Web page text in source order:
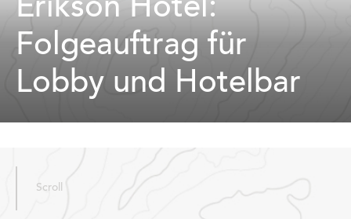
Erikson Hotel:
Folgeauftrag für
Lobby und Hotelbar
Scroll